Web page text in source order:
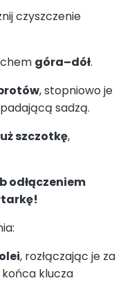
czyszczenie
góra–dół.
, stopniowo je
sadzą.
szczotkę,
odłączeniem
, rozłączając je za
klucza